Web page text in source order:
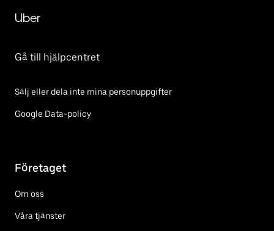
Uber
Gå till hjälpcentret
Sälj eller dela inte mina personuppgifter
Google Data-policy
Företaget
Om oss
Våra tjänster